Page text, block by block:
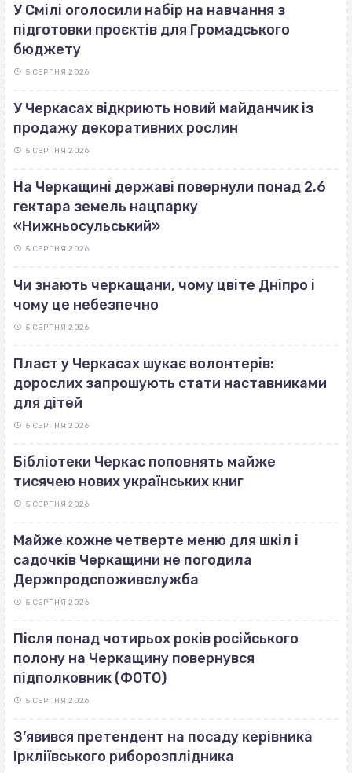
У Смілі оголосили набір на навчання з
підготовки проєктів для Громадського
бюджету
5 СЕРПНЯ 2026
У Черкасах відкриють новий майданчик із
продажу декоративних рослин
5 СЕРПНЯ 2026
На Черкащині державі повернули понад 2,6
гектара земель нацпарку
«Нижньосульський»
5 СЕРПНЯ 2026
Чи знають черкащани, чому цвіте Дніпро і
чому це небезпечно
5 СЕРПНЯ 2026
Пласт у Черкасах шукає волонтерів:
дорослих запрошують стати наставниками
для дітей
5 СЕРПНЯ 2026
Бібліотеки Черкас поповнять майже
тисячею нових українських книг
5 СЕРПНЯ 2026
Майже кожне четверте меню для шкіл і
садочків Черкащини не погодила
Держпродспоживслужба
5 СЕРПНЯ 2026
Після понад чотирьох років російського
полону на Черкащину повернувся
підполковник (ФОТО)
5 СЕРПНЯ 2026
З’явився претендент на посаду керівника
Іркліївського риборозплідника